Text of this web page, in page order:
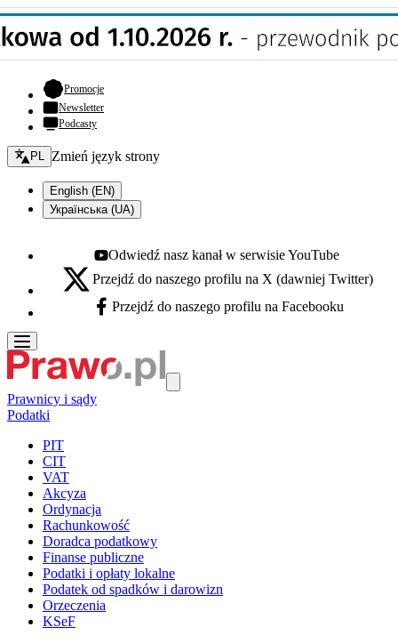
Promocje- otwiera się w nowej karcie
Newsletter
Podcasty
Zmień język - bieżący:
PL Zmień język strony
English (EN)
Українська (UA)
Youtube - otwiera się w nowej karcie
Odwiedź nasz kanał w serwisie YouTube
X - otwiera się w nowej karcie
Przejdź do naszego profilu na X (dawniej Twitter)
Facebook - otwiera się w nowej karcie
Przejdź do naszego profilu na Facebooku
Prawnicy i sądy
Podatki
PIT
CIT
VAT
Akcyza
Ordynacja
Rachunkowość
Doradca podatkowy
Finanse publiczne
Podatki i opłaty lokalne
Podatek od spadków i darowizn
Orzeczenia
KSeF